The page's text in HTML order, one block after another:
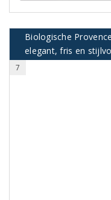
Biologische
elegant, fris en
7